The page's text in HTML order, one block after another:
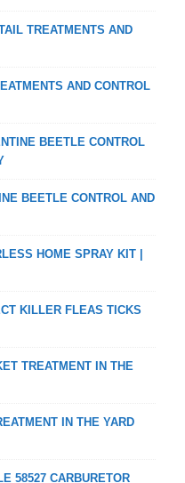
TREATMENTS AND
AND CONTROL
BEETLE CONTROL
BEETLE CONTROL AND
HOME SPRAY KIT |
KILLER FLEAS TICKS
TREATMENT IN THE
IN THE YARD
58527 CARBURETOR